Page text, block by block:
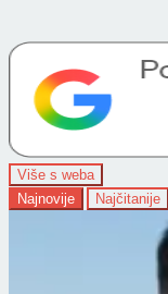
Više s weba
Najnovije
Najčitanije